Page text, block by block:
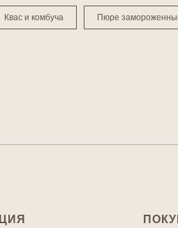
Квас и комбуча Пюре